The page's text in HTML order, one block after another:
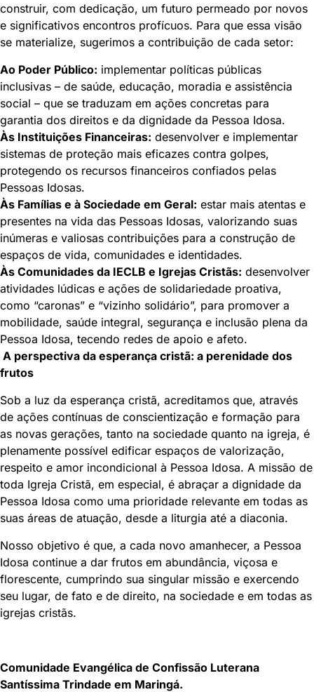
construir, com dedicação, um futuro permeado por novos
e significativos encontros profícuos. Para que essa visão
se materialize, sugerimos a contribuição de cada setor:
Ao Poder Público: implementar políticas públicas
inclusivas – de saúde, educação, moradia e assistência
social – que se traduzam em ações concretas para
garantia dos direitos e da dignidade da Pessoa Idosa.
Às Instituições Financeiras: desenvolver e implementar
sistemas de proteção mais eficazes contra golpes,
protegendo os recursos financeiros confiados pelas
Pessoas Idosas.
Às Famílias e à Sociedade em Geral: estar mais atentas e
presentes na vida das Pessoas Idosas, valorizando suas
inúmeras e valiosas contribuições para a construção de
espaços de vida, comunidades e identidades.
Às Comunidades da IECLB e Igrejas Cristãs: desenvolver
atividades lúdicas e ações de solidariedade proativa,
como “caronas” e “vizinho solidário”, para promover a
mobilidade, saúde integral, segurança e inclusão plena da
Pessoa Idosa, tecendo redes de apoio e afeto.
A perspectiva da esperança cristã: a perenidade dos
frutos
Sob a luz da esperança cristã, acreditamos que, através
de ações contínuas de conscientização e formação para
as novas gerações, tanto na sociedade quanto na igreja, é
plenamente possível edificar espaços de valorização,
respeito e amor incondicional à Pessoa Idosa. A missão de
toda Igreja Cristã, em especial, é abraçar a dignidade da
Pessoa Idosa como uma prioridade relevante em todas as
suas áreas de atuação, desde a liturgia até a diaconia.
Nosso objetivo é que, a cada novo amanhecer, a Pessoa
Idosa continue a dar frutos em abundância, viçosa e
florescente, cumprindo sua singular missão e exercendo
seu lugar, de fato e de direito, na sociedade e em todas as
igrejas cristãs.
Comunidade Evangélica de Confissão Luterana
Santíssima Trindade em Maringá.